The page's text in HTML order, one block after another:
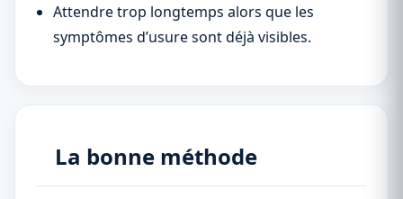
Attendre trop longtemps alors que les
symptômes d’usure sont déjà visibles.
La bonne méthode